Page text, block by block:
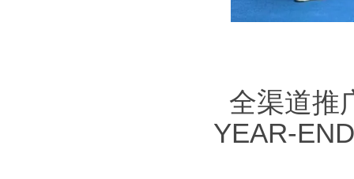
全渠道推
YEAR-